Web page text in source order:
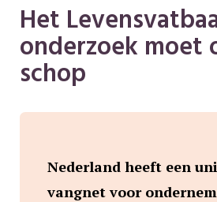
Het
onderzoek moet
schop
Nederland heeft een
vangnet voor